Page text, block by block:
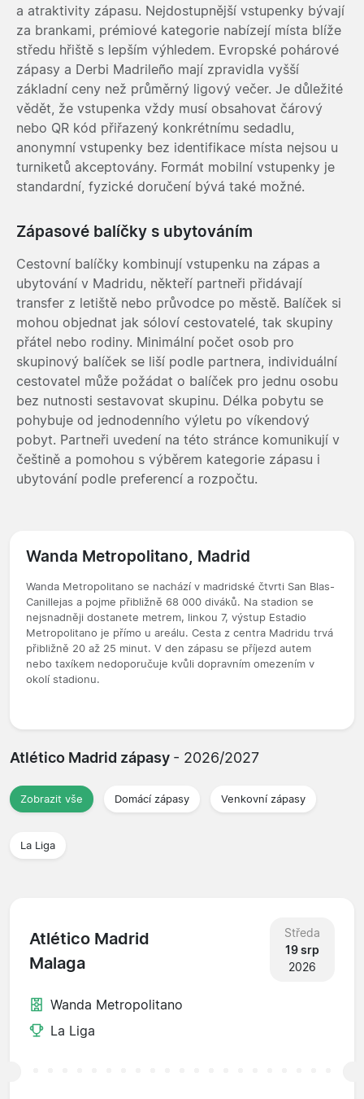
a atraktivity zápasu. Nejdostupnější vstupenky bývají
za brankami, prémiové kategorie nabízejí místa blíže
středu hřiště s lepším výhledem. Evropské pohárové
zápasy a Derbi Madrileño mají zpravidla vyšší
základní ceny než průměrný ligový večer. Je důležité
vědět, že vstupenka vždy musí obsahovat čárový
nebo QR kód přiřazený konkrétnímu sedadlu,
anonymní vstupenky bez identifikace místa nejsou u
turniketů akceptovány. Formát mobilní vstupenky je
standardní, fyzické doručení bývá také možné.
Zápasové balíčky s ubytováním
Cestovní balíčky kombinují vstupenku na zápas a
ubytování v Madridu, někteří partneři přidávají
transfer z letiště nebo průvodce po městě. Balíček si
mohou objednat jak sóloví cestovatelé, tak skupiny
přátel nebo rodiny. Minimální počet osob pro
skupinový balíček se liší podle partnera, individuální
cestovatel může požádat o balíček pro jednu osobu
bez nutnosti sestavovat skupinu. Délka pobytu se
pohybuje od jednodenního výletu po víkendový
pobyt. Partneři uvedení na této stránce komunikují v
češtině a pomohou s výběrem kategorie zápasu i
ubytování podle preferencí a rozpočtu.
Wanda Metropolitano, Madrid
Wanda Metropolitano se nachází v madridské čtvrti San Blas-
Canillejas a pojme přibližně 68 000 diváků. Na stadion se
nejsnadněji dostanete metrem, linkou 7, výstup Estadio
Metropolitano je přímo u areálu. Cesta z centra Madridu trvá
přibližně 20 až 25 minut. V den zápasu se příjezd autem
nebo taxíkem nedoporučuje kvůli dopravním omezením v
okolí stadionu.
Atlético Madrid zápasy - 2026/2027
Zobrazit vše Domácí zápasy Venkovní zápasy
La Liga
Atlético Madrid
Malaga
Středa
19 srp
2026
Wanda Metropolitano
La Liga